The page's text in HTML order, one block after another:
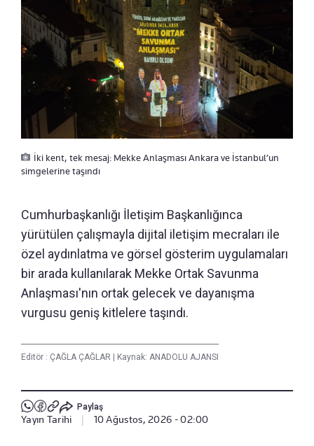
İki kent, tek mesaj: Mekke Anlaşması Ankara ve İstanbul’un
simgelerine taşındı
Cumhurbaşkanlığı İletişim Başkanlığınca
yürütülen çalışmayla dijital iletişim mecraları ile
özel aydınlatma ve görsel gösterim uygulamaları
bir arada kullanılarak Mekke Ortak Savunma
Anlaşması'nın ortak gelecek ve dayanışma
vurgusu geniş kitlelere taşındı.
Editör : ÇAĞLA ÇAĞLAR | Kaynak: ANADOLU AJANSI
Paylaş
Yayın Tarihi 10 Ağustos, 2026 - 02:00